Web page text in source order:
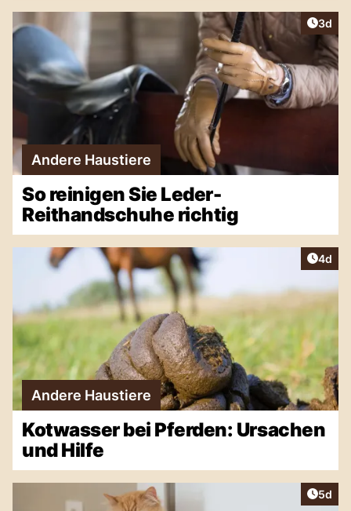
3d
Andere Haustiere
So reinigen Sie Leder-
Reithandschuhe richtig
4d
Andere Haustiere
Kotwasser bei Pferden: Ursachen
und Hilfe
5d